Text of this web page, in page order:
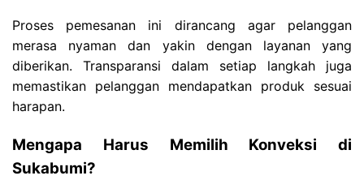
Proses pemesanan ini dirancang agar pelanggan
merasa nyaman dan yakin dengan layanan yang
diberikan. Transparansi dalam setiap langkah juga
memastikan pelanggan mendapatkan produk sesuai
harapan.
Mengapa Harus Memilih Konveksi di
Sukabumi?